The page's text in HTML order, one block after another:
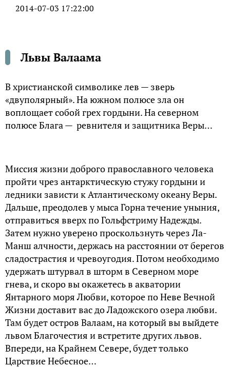
2014-07-03 17:22:00
Львы Валаама
В христианской символике лев — зверь
«двуполярный». На южном полюсе зла он
воплощает собой грех гордыни. На северном
полюсе Блага — ревнителя и защитника Веры…
Миссия жизни доброго православного человека
пройти чрез антарктическую стужу гордыни и
ледники зависти к Атлантическому океану Веры.
Дальше, преодолев у мыса Горна течение уныния,
отправиться вверх по Гольфстриму Надежды.
Затем нужно уверено проскользнуть через Ла-
Манш алчности, держась на расстоянии от берегов
сладострастия и чревоугодия. Потом необходимо
удержать штурвал в шторм в Северном море
гнева, и скоро вы окажетесь в акватории
Янтарного моря Любви, которое по Неве Вечной
Жизни доставит вас до Ладожского озера любви.
Там будет остров Валаам, на который вы выйдете
львом Благочестия и встретите других львов.
Впереди, на Крайнем Севере, будет только
Царствие Небесное…